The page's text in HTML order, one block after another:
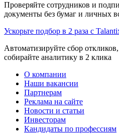
Проверяйте сотрудников и
документы без бумаг и личных
Ускорьте подбор в 2 раза с
Автоматизируйте сбор
собирайте аналитику в 2 клика
О компании
Наши вакансии
Партнерам
Реклама на сайте
Новости и статьи
Инвесторам
Кандидаты по профессиям